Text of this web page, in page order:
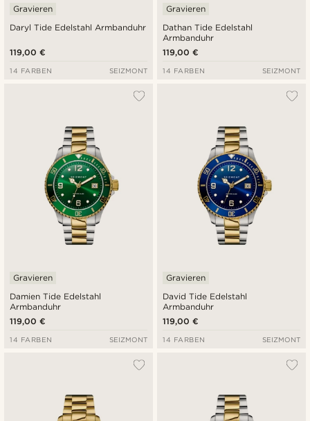
Daryl Tide Edelstahl Armbanduhr
Gravieren
119,00 €
14 FARBEN SEIZMONT
Dathan Tide Edelstahl
Armbanduhr
Gravieren
119,00 €
14 FARBEN SEIZMONT
Damien Tide Edelstahl
Armbanduhr
Gravieren
119,00 €
14 FARBEN SEIZMONT
David Tide Edelstahl
Armbanduhr
Gravieren
119,00 €
14 FARBEN SEIZMONT